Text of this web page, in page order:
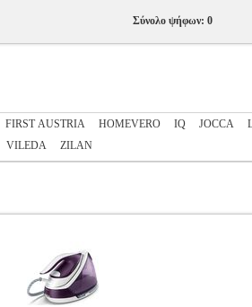
Σύνολο ψήφων: 0
FIRST AUSTRIA HOMEVERO IQ JOCCA
VILEDA ZILAN